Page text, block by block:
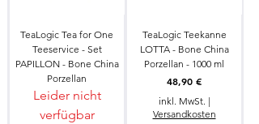
TeaLogic Tea for One
Teeservice - Set
PAPILLON - Bone China
Porzellan
Leider nicht
verfügbar
TeaLogic Teekanne
LOTTA - Bone China
Porzellan - 1000 ml
Preis
48,90 €
inkl. MwSt. |
Versandkosten